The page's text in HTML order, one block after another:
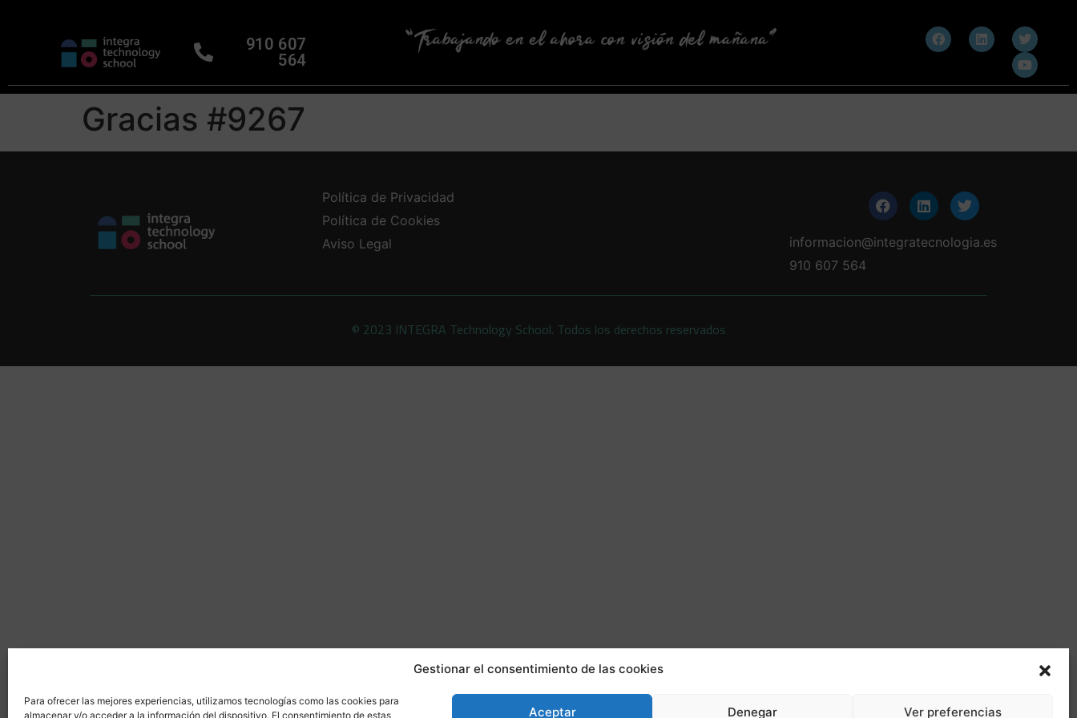
Gestionar el consentimiento de las cookies
Para ofrecer las mejores experiencias, utilizamos tecnologías como las cookies para
almacenar y/o acceder a la información del dispositivo. El consentimiento de estas
Aceptar Denegar Ver preferencias
910 607
564
Gracias #9267
Política de Privacidad
Política de Cookies
Aviso Legal
informacion@integratecnologia.es
910 607 564
© 2023 INTEGRA Technology School. Todos los derechos reservados